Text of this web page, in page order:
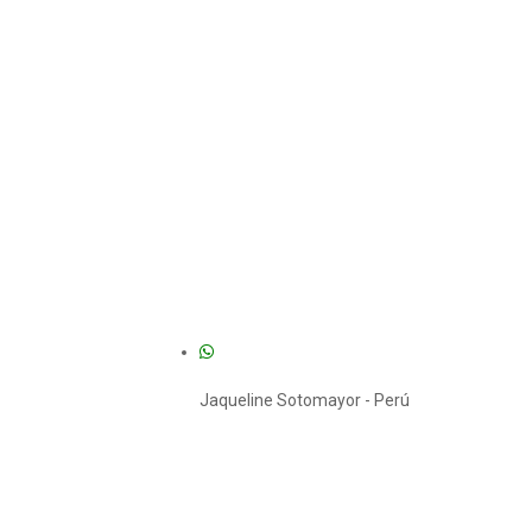
Jaqueline Sotomayor - Perú